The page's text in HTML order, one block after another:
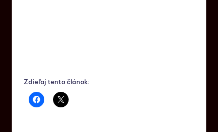
Zdieľaj tento článok: